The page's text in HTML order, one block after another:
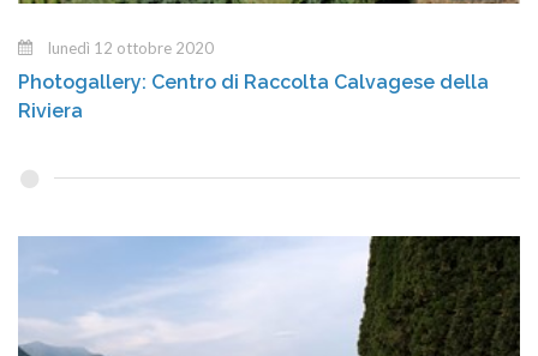
lunedì 12 ottobre 2020
Photogallery: Centro di Raccolta Calvagese della
Riviera